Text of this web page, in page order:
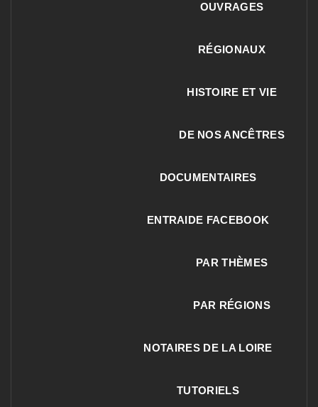
OUVRAGES
RÉGIONAUX
HISTOIRE ET VIE
DE NOS ANCÊTRES
DOCUMENTAIRES
ENTRAIDE FACEBOOK
PAR THÈMES
PAR RÉGIONS
NOTAIRES DE LA LOIRE
TUTORIELS